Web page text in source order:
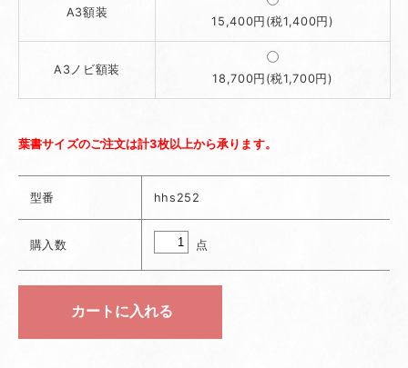
A3額装
15,400円(税1,400円)
A3ノビ額装
18,700円(税1,700円)
葉書サイズのご注文は計3枚以上から承ります。
型番 hhs252
購入数 点